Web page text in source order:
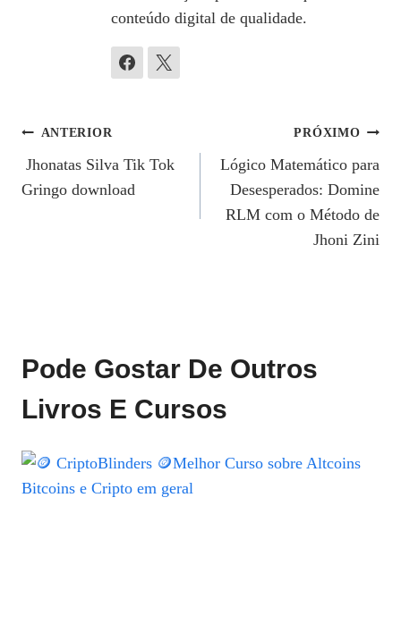
conteúdo digital de qualidade.
Navegação
De
ANTERIOR
Jhonatas Silva Tik Tok
Gringo download
PRÓXIMO
Lógico Matemático para
Desesperados: Domine
RLM com o Método de
Jhoni Zini
Pode Gostar De Outros
Livros E Cursos